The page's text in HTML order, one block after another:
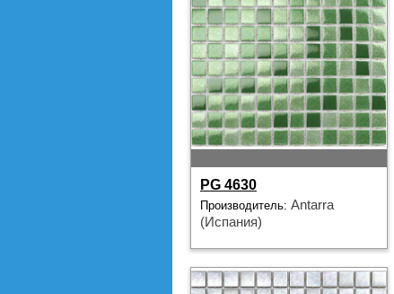
PG 4630
Производитель: Antarra
(Испания)